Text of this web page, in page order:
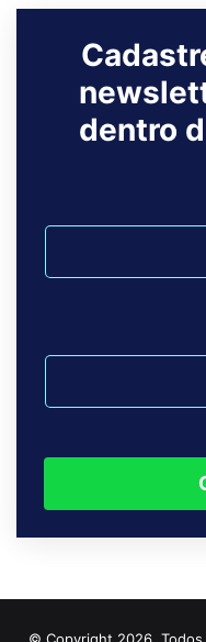
dentro